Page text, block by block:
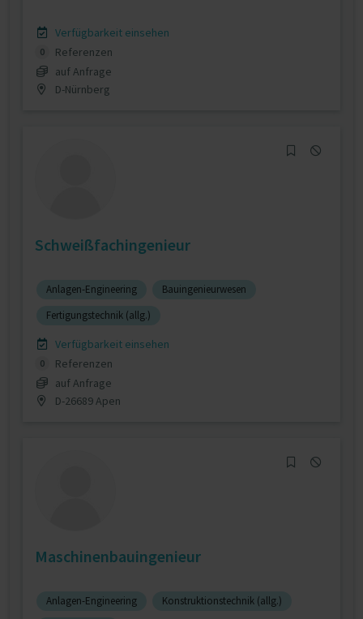
Verfügbarkeit einsehen
0
Referenzen
auf Anfrage
D-Nürnberg
Schweißfachingenieur
Anlagen-Engineering
Bauingenieurwesen
Fertigungstechnik (allg.)
Verfügbarkeit einsehen
0
Referenzen
auf Anfrage
D-26689 Apen
Maschinenbauingenieur
Anlagen-Engineering
Konstruktionstechnik (allg.)